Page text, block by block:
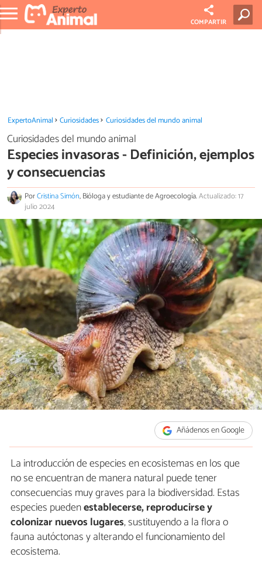
COMPARTIR
ExpertoAnimal Curiosidades Curiosidades del mundo animal
Curiosidades del mundo animal
Especies invasoras - Definición, ejemplos
y consecuencias
PorCristina Simón, Bióloga y estudiante de Agroecología.Actualizado: 17
julio 2024
Añádenos en Google
La introducción de especies en ecosistemas en los que
no se encuentran de manera natural puede tener
consecuencias muy graves para la biodiversidad. Estas
especies puedenestablecerse, reproducirse y
colonizar nuevos lugares, sustituyendo a la flora o
fauna autóctonas y alterando el funcionamiento del
ecosistema.